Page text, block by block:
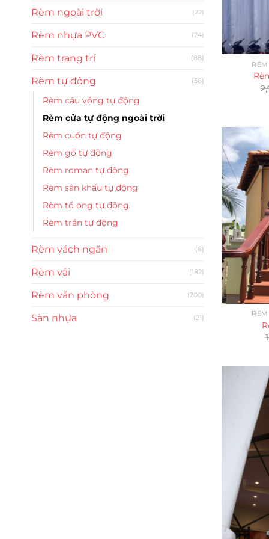
Rèm ngoài trời (22)
Rèm nhựa PVC (24)
Rèm trang trí (88)
Rèm tự động (56)
Rèm cầu vồng tự động
Rèm cửa tự động ngoài trời
Rèm cuốn tự động
Rèm gỗ tự động
Rèm roman tự động
Rèm sân khấu tự động
Rèm tổ ong tự động
Rèm trần tự động
Rèm vách ngăn (6)
Rèm vải (182)
Rèm văn phòng (200)
Sàn nhựa (21)